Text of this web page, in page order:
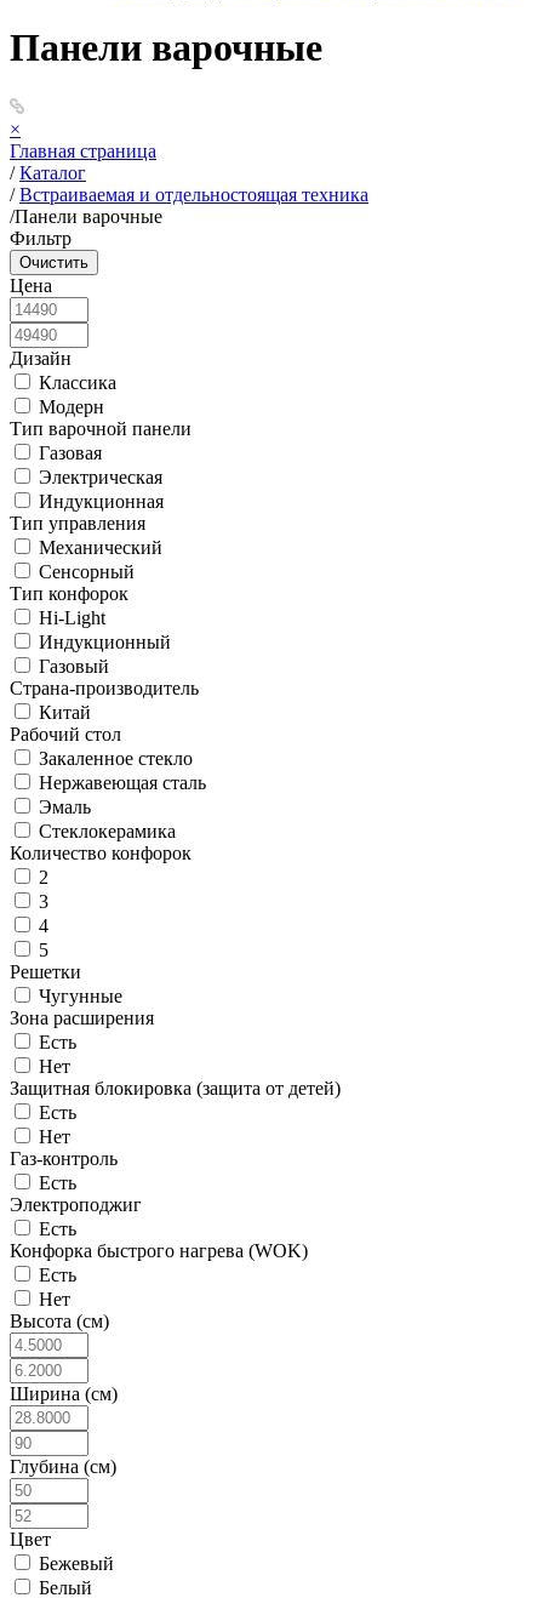
Панели варочные
×
Главная страница
/ Каталог
/ Встраиваемая и отдельностоящая техника
/Панели варочные
Фильтр
Цена
Дизайн
Классика
Модерн
Тип варочной панели
Газовая
Электрическая
Индукционная
Тип управления
Механический
Сенсорный
Тип конфорок
Hi-Light
Индукционный
Газовый
Страна-производитель
Китай
Рабочий стол
Закаленное стекло
Нержавеющая сталь
Эмаль
Стеклокерамика
Количество конфорок
2
3
4
5
Решетки
Чугунные
Зона расширения
Есть
Нет
Защитная блокировка (защита от детей)
Есть
Нет
Газ-контроль
Есть
Электроподжиг
Есть
Конфорка быстрого нагрева (WOK)
Есть
Нет
Высота (см)
Ширина (см)
Глубина (см)
Цвет
Бежевый
Белый